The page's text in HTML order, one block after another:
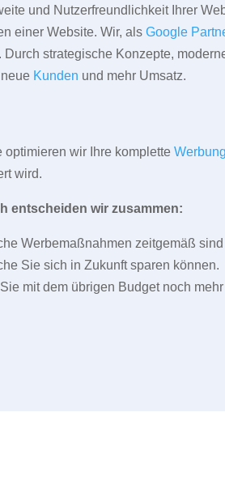
und Nutzerfreundlichkeit Ihrer
einer Website. Wir, alsGoogle
Durch strategische Konzepte,
Kunden und mehr Umsatz.
optimieren wir Ihre kompletteWerbung
wird.
entscheiden wir zusammen:
Werbemaßnahmen zeitgemäß
Sie sich in Zukunft sparen können.
mit dem übrigen Budget noch